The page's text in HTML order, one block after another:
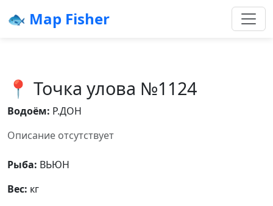
🐟 Map Fisher
📍 Точка улова №1124
Водоём: Р.ДОН
Описание отсутствует
Рыба: ВЬЮН
Вес: кг